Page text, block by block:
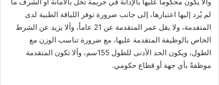
لم يُرد إليها اعتبارها، إلى جانب ضرورة توفر اللياقة الطبية لدى
المتقدمة، ولا يقل عمر المتقدمة عن 21 عاماً، وألا يزيد عن الشرط
الخاص بالوظيفة المتقدمة عليها، مع ضرورة تناسب الوزن مع
الطول، ويكون الحد الأدنى للطول 155سم، وألا تكون المتقدمة
موظفةً بأي جهة أو قطاع حكومي.